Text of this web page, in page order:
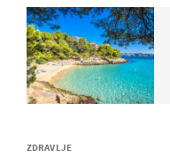
ZDRAVLJE